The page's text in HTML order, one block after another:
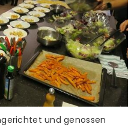
und genossen